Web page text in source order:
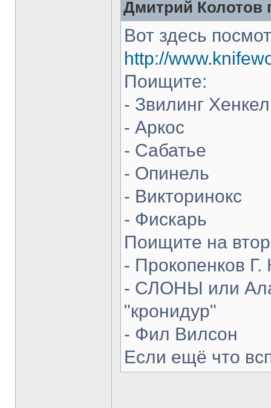
Дмитрий Колотов
Вот здесь
http://
Поищите:
- Звилинг
- Аркос
- Сабатье
- Опинель
- Викторинокс
- Фискарь
Поищите на
- Прокопенков Г.
- СЛОНЫ или
"кронидур"
- Фил Вилсон
Если ещё что